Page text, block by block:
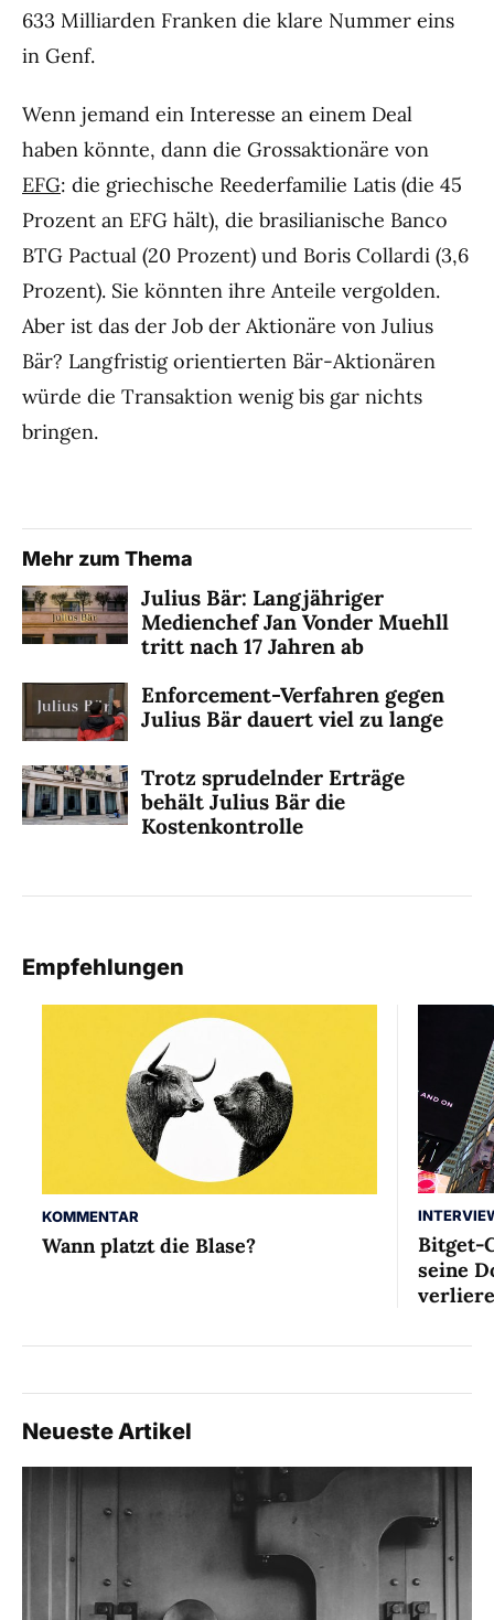
633 Milliarden Franken die klare Nummer eins
in Genf.
Wenn jemand ein Interesse an einem Deal
haben könnte, dann die Grossaktionäre von
EFG: die griechische Reederfamilie Latis (die 45
Prozent an EFG hält), die brasilianische Banco
BTG Pactual (20 Prozent) und Boris Collardi (3,6
Prozent). Sie könnten ihre Anteile vergolden.
Aber ist das der Job der Aktionäre von Julius
Bär? Langfristig orientierten Bär-Aktionären
würde die Transaktion wenig bis gar nichts
bringen.
Mehr zum Thema
Julius Bär: Langjähriger
Medienchef Jan Vonder Muehll
tritt nach 17 Jahren ab
Enforcement-Verfahren gegen
Julius Bär dauert viel zu lange
Trotz sprudelnder Erträge
behält Julius Bär die
Kostenkontrolle
Empfehlungen
KOMMENTAR
Wann platzt die Blase?
Bitget-
seine
Neueste Artikel